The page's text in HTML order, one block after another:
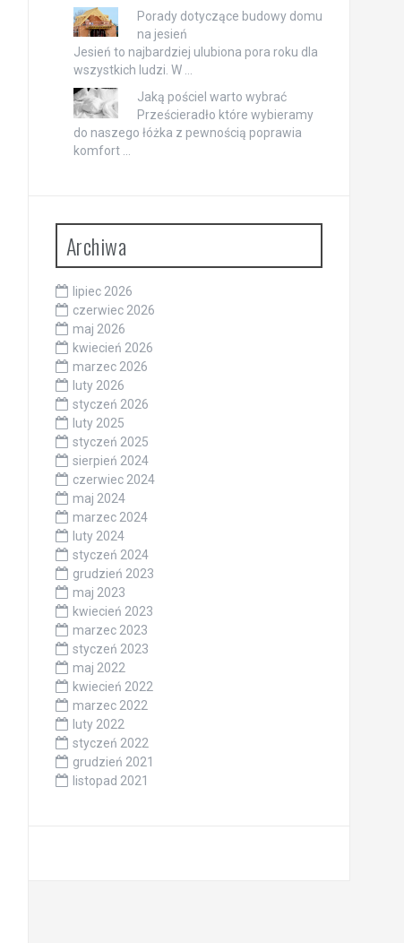
Porady dotyczące budowy domu
na jesień
Jesień to najbardziej ulubiona pora roku dla
wszystkich ludzi. W …
Jaką pościel warto wybrać
Prześcieradło które wybieramy
do naszego łóżka z pewnością poprawia
komfort …
Archiwa
lipiec 2026
czerwiec 2026
maj 2026
kwiecień 2026
marzec 2026
luty 2026
styczeń 2026
luty 2025
styczeń 2025
sierpień 2024
czerwiec 2024
maj 2024
marzec 2024
luty 2024
styczeń 2024
grudzień 2023
maj 2023
kwiecień 2023
marzec 2023
styczeń 2023
maj 2022
kwiecień 2022
marzec 2022
luty 2022
styczeń 2022
grudzień 2021
listopad 2021